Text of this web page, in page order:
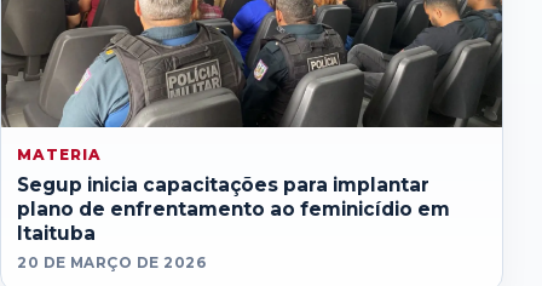
MATERIA
Segup inicia capacitações para implantar
plano de enfrentamento ao feminicídio em
Itaituba
20 DE MARÇO DE 2026